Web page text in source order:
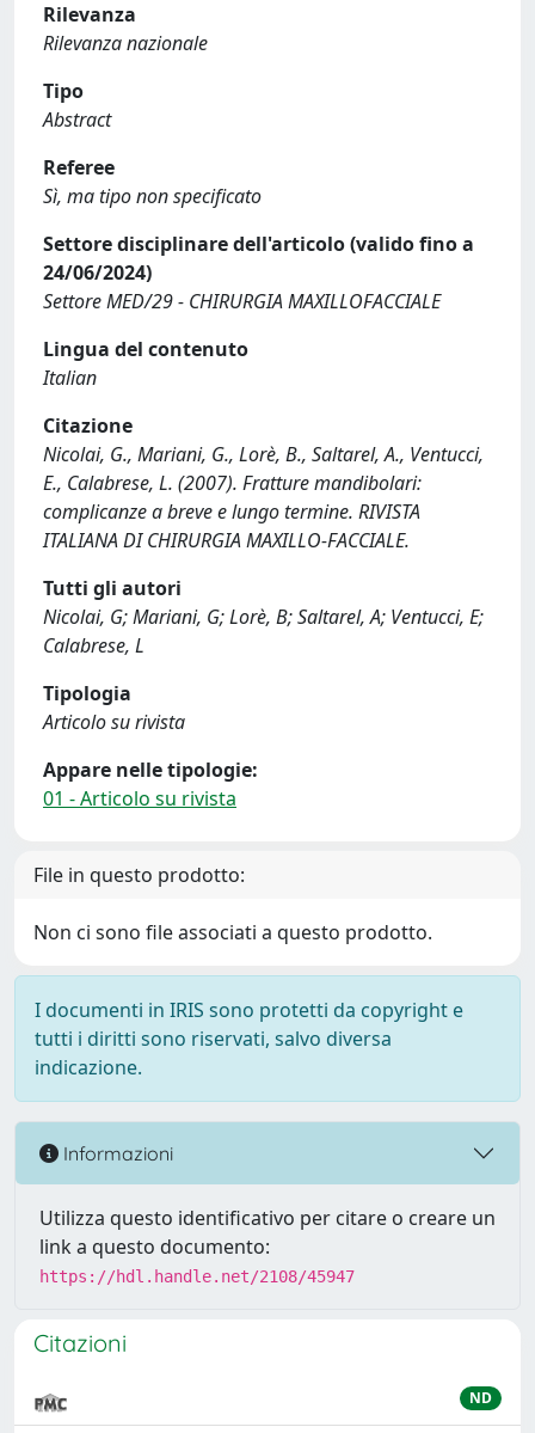
Rilevanza
Rilevanza nazionale
Tipo
Abstract
Referee
Sì, ma tipo non specificato
Settore disciplinare dell'articolo (valido fino a
24/06/2024)
Settore MED/29 - CHIRURGIA MAXILLOFACCIALE
Lingua del contenuto
Italian
Citazione
Nicolai, G., Mariani, G., Lorè, B., Saltarel, A., Ventucci,
E., Calabrese, L. (2007). Fratture mandibolari:
complicanze a breve e lungo termine. RIVISTA
ITALIANA DI CHIRURGIA MAXILLO-FACCIALE.
Tutti gli autori
Nicolai, G; Mariani, G; Lorè, B; Saltarel, A; Ventucci, E;
Calabrese, L
Tipologia
Articolo su rivista
Appare nelle tipologie:
01 - Articolo su rivista
File in questo prodotto:
Non ci sono file associati a questo prodotto.
I documenti in IRIS sono protetti da copyright e
tutti i diritti sono riservati, salvo diversa
indicazione.
Informazioni
Utilizza questo identificativo per citare o creare un
link a questo documento:
https://hdl.handle.net/2108/45947
Citazioni
ND